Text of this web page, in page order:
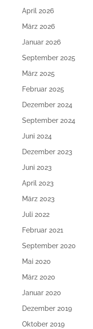
April 2026
März 2026
Januar 2026
September 2025
März 2025
Februar 2025
Dezember 2024
September 2024
Juni 2024
Dezember 2023
Juni 2023
April 2023
März 2023
Juli 2022
Februar 2021
September 2020
Mai 2020
März 2020
Januar 2020
Dezember 2019
Oktober 2019